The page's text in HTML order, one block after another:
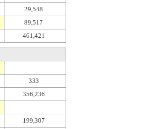
29,548
89,517
461,421
333
356,236
199,307